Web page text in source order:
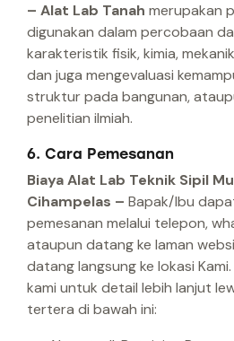
– Alat Lab Tanah merupakan
digunakan dalam percobaan
karakteristik fisik, kimia,
dan juga mengevaluasi
struktur pada bangunan,
penelitian ilmiah.
6. Cara Pemesanan
Biaya Alat Lab Teknik Sipil
Cihampelas – Bapak/Ibu
pemesanan melalui telepon,
ataupun datang ke laman
datang langsung ke lokasi Kami.
kami untuk detail lebih lanjut
tertera di bawah ini: